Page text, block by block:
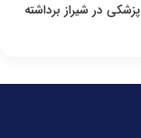
در شیراز برداشته